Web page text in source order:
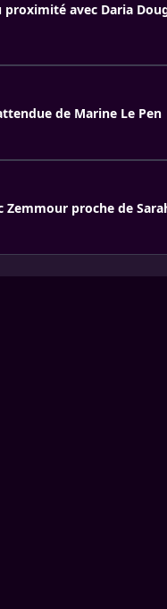
proximité avec Daria
de Marine Le Pen
Zemmour proche de